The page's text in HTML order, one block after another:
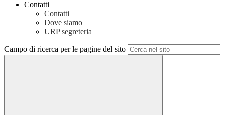
Contatti
Contatti
Dove siamo
URP segreteria
Campo di ricerca per le pagine del sito